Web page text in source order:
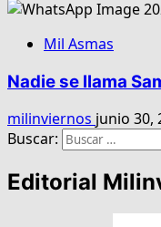
Mil Asmas
Nadie se llama
milinviernos junio 30,
Buscar:
Editorial